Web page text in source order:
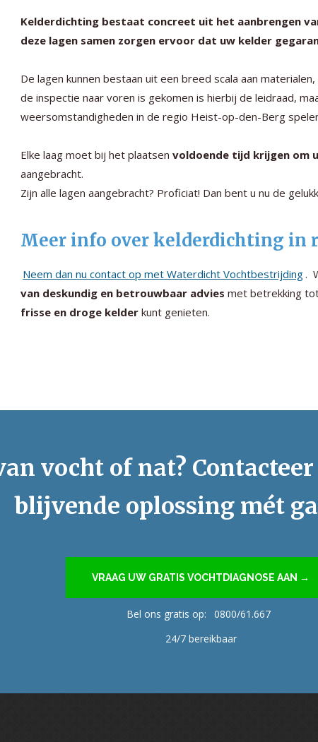
Kelderdichting bestaat concreet uit het aanbrengen
deze lagen samen zorgen ervoor dat uw kelder
De lagen kunnen bestaan uit een breed scala aan
de inspectie naar voren is gekomen is hierbij de leidraad,
weersomstandigheden in de regio Heist-op-den-Berg
Elke laag moet bij het plaatsen voldoende tijd krijgen om
aangebracht.
Zijn alle lagen aangebracht? Proficiat! Dan bent u nu de
Meer info over kelderdichting in
Neem dan nu contact op met Waterdicht Vochtbestrijding.
van deskundig en betrouwbaar advies met betrekking
frisse en droge kelder kunt genieten.
vocht of nat?
blijvende oplossing mét
VRAAG UW GRATIS VOCHTDIAGNOSE AAN →
Bel ons gratis op:
0800/61.667
24/7 bereikbaar